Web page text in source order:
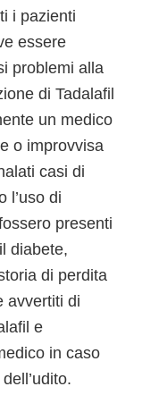
i pazienti
essere
problemi alla
di Tadalafil
un medico
o improvvisa
casi di
l’uso di
presenti
diabete,
di perdita
avvertiti di
e
in caso